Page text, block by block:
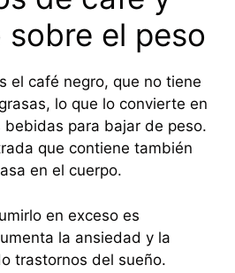
el peso
el café negro, que no tiene
lo que lo convierte en
bebidas para bajar de peso.
que contiene también
en el cuerpo.
en exceso es
la ansiedad y la
trastornos del sueño.